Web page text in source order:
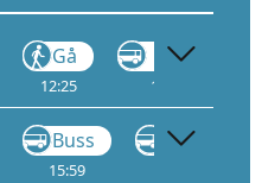
Gå
12:25
VY146
12:50
Buss
15:59
VY148